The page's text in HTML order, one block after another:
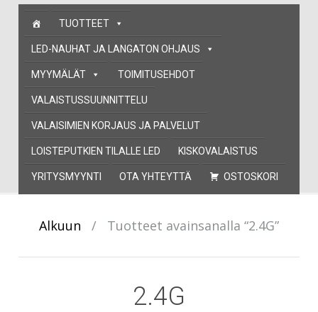
Skip
content
TUOTTEET
LED-NAUHAT JA LANGATON OHJAUS
MYYMÄLÄT TOIMITUSEHDOT
VALAISTUSSUUNNITTELU
VALAISIMIEN KORJAUS JA PALVELUT
LOISTEPUTKIEN TILALLE LED KISKOVALAISTUS
YRITYSMYYNTI OTA YHTEYTTÄ OSTOSKORI
Alkuun / Tuotteet avainsanalla “2.4G”
2.4G